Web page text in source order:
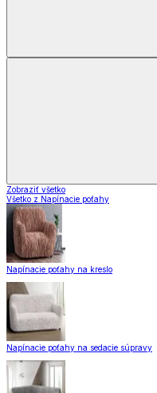
Zobraziť všetko
Všetko z Napínacie poťahy
Napínacie poťahy na kreslo
Napínacie poťahy na sedacie súpravy